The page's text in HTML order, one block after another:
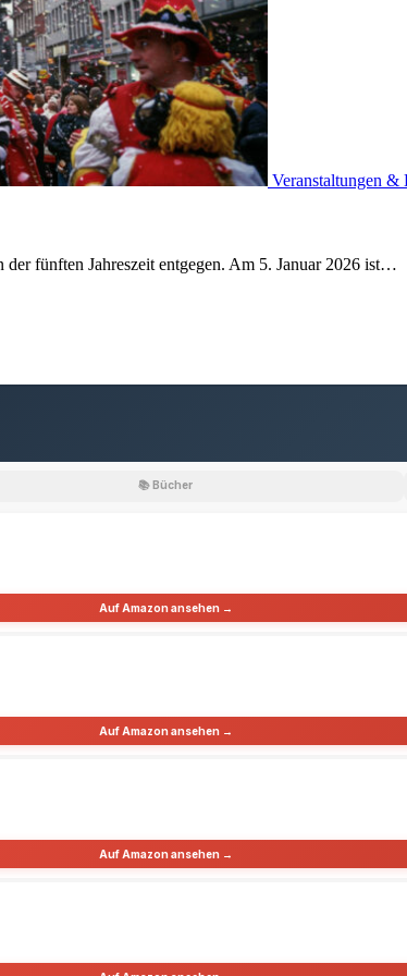
Veranstaltungen &
fünften Jahreszeit entgegen. Am 5. Januar 2026 ist…
📚 Bücher
Auf Amazon ansehen →
Auf Amazon ansehen →
Auf Amazon ansehen →